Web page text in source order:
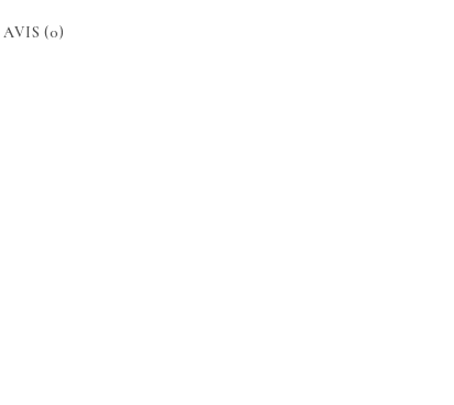
AVIS (0)